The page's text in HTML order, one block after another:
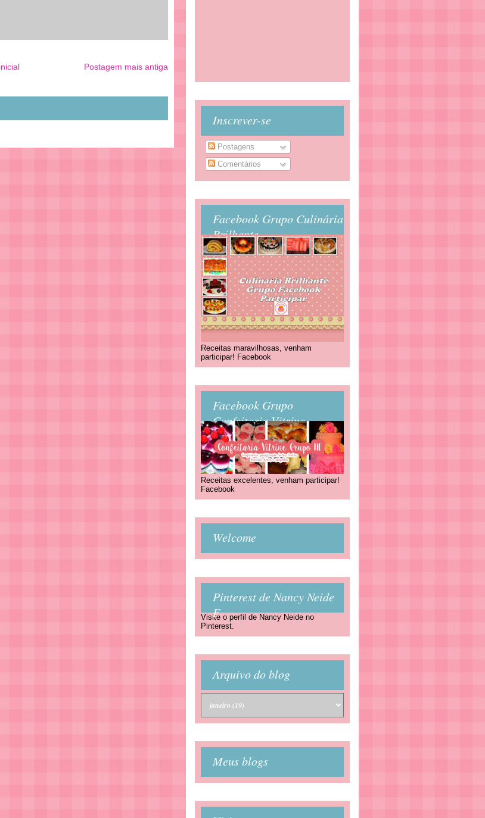
Postagem mais antiga
Inscrever-se
Postagens
Comentários
Facebook Grupo Culinária
Brilhante
Receitas maravilhosas, venham
participar! Facebook
Facebook Grupo
Confeitaria Vitrine
Receitas excelentes, venham participar!
Facebook
Welcome
Pinterest de Nancy Neide
F
Visite o perfil de Nancy Neide no
Pinterest.
Arquivo do blog
Meus blogs